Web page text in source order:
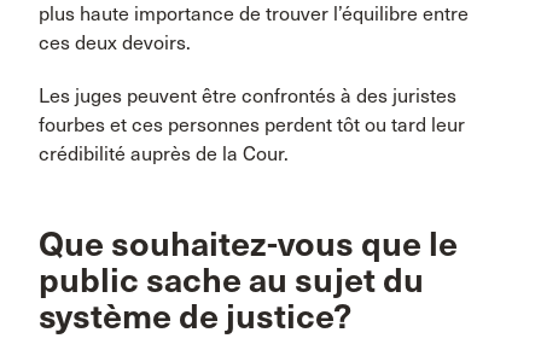
plus haute importance de trouver l’équilibre entre
ces deux devoirs.
Les juges peuvent être confrontés à des juristes
fourbes et ces personnes perdent tôt ou tard leur
crédibilité auprès de la Cour.
Que souhaitez-vous que le
public sache au sujet du
système de justice?